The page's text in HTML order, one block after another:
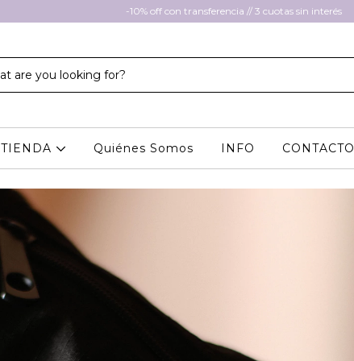
-10% off con transferencia // 3 cuotas sin interés
TIENDA Quiénes Somos INFO CONTACTO